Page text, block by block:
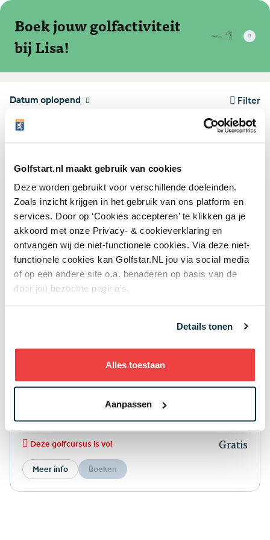
Golfstart.nl maakt gebruik van cookies
Deze worden gebruikt voor verschillende doeleinden.
Zoals inzicht krijgen in het gebruik van ons platform en
services. Door op ‘Cookies accepteren’ te klikken ga je
akkoord met onze Privacy- & cookieverklaring en
ontvangen wij de niet-functionele cookies. Via deze niet-
functionele cookies kan Golfstar.NL jou via social media
of op een andere site o.a. benaderen op basis van de
door jou bezochte pagina’s.
Details tonen
Alles toestaan
Aanpassen
Boek jouw golfactiviteit
bij Lisa!
Datum oplopend Filter
Probeer Golf @De Oosterhoutse
4.7(19)
De Oosterhoutse
zaterdag 15 augustus
11:00 - 12:30
Oosterhout
3 plekken vrij Gratis
Meer info Boeken
Probeer Golf @De Oosterhoutse
De Oosterhoutse
zaterdag 5 september
11:00 - 12:30
Oosterhout
Deze golfcursus is vol Gratis
Meer info Boeken